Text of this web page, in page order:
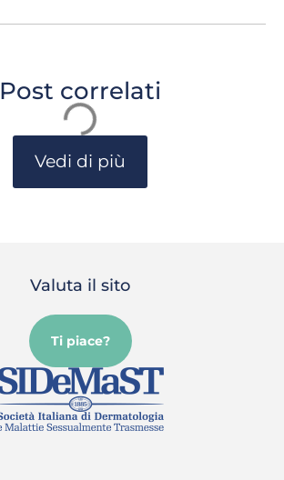
Post correlati
Vedi di più
Valuta il sito
Ti piace?